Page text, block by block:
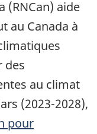
(RNCan) aide
au Canada à
des
au climat
(2023-2028),
pour